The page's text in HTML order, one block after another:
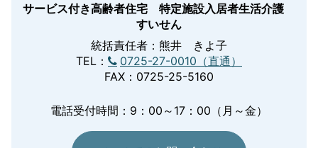
サービス付き高齢者住宅 特定施設入居者生活介護
すいせん
統括責任者：熊井 きよ子
TEL：
0725-27-0010（直通）
FAX：0725-25-5160
電話受付時間：9：00～17：00（月～金）